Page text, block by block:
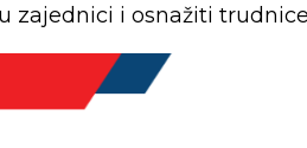
zajednici i osnažiti